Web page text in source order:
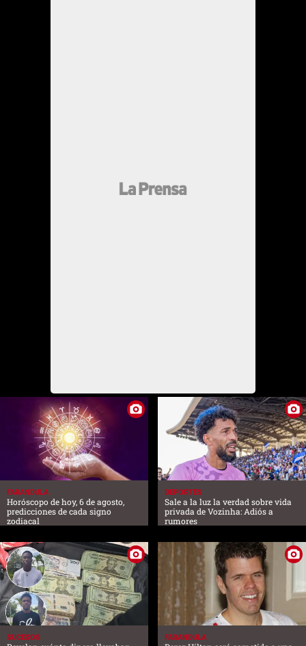
FARANDULA
Horóscopo de hoy, 6 de agosto,
predicciones de cada signo
zodiacal
DEPORTES
Sale a la luz la verdad sobre vida
privada de Vozinha: Adiós a
rumores
SUCESOS FARANDULA